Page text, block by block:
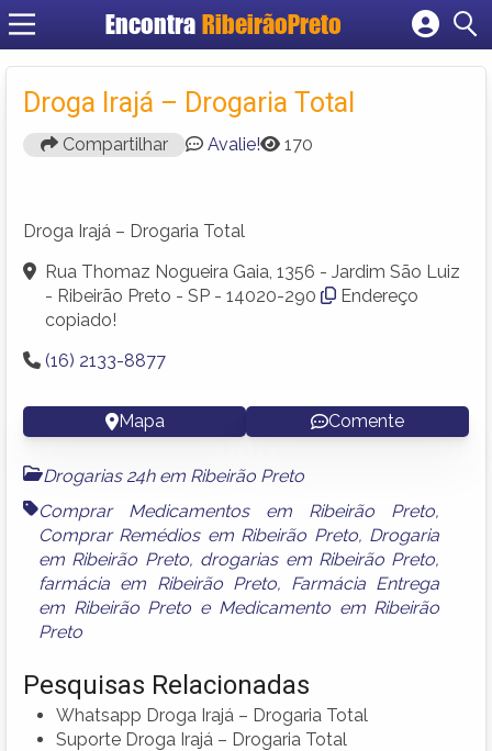
Encontra RibeirãoPreto
Cadastrar empresa
Criar conta
Droga Irajá – Drogaria Total
Compartilhar Avalie! 170
Droga Irajá – Drogaria Total
Rua Thomaz Nogueira Gaia, 1356 - Jardim São Luiz
- Ribeirão Preto - SP - 14020-290
Endereço
copiado!
(16) 2133-8877
Mapa Comente
Drogarias 24h em Ribeirão Preto
Comprar Medicamentos em Ribeirão Preto,
Comprar Remédios em Ribeirão Preto, Drogaria
em Ribeirão Preto, drogarias em Ribeirão Preto,
farmácia em Ribeirão Preto, Farmácia Entrega
em Ribeirão Preto e Medicamento em Ribeirão
Preto
Pesquisas Relacionadas
Whatsapp Droga Irajá – Drogaria Total
Suporte Droga Irajá – Drogaria Total